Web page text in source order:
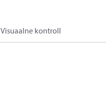
Visuaalne kontroll